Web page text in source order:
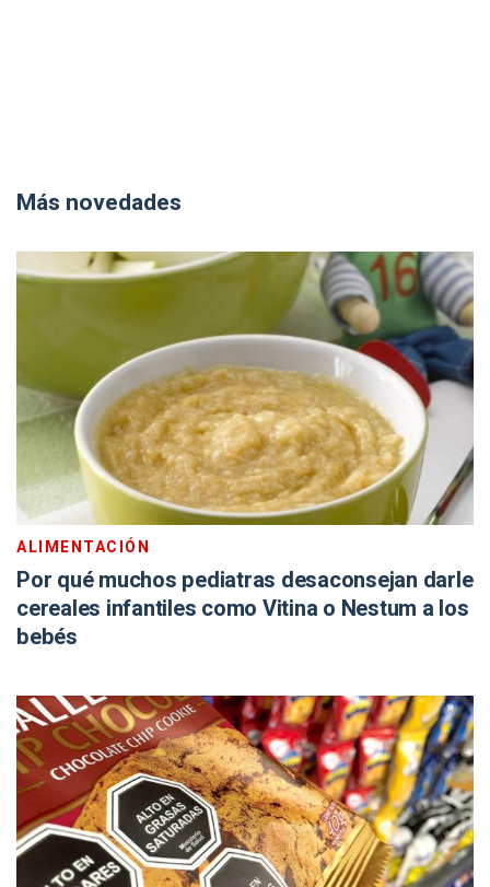
Más novedades
ALIMENTACIÓN
Por qué muchos pediatras desaconsejan darle
cereales infantiles como Vitina o Nestum a los
bebés